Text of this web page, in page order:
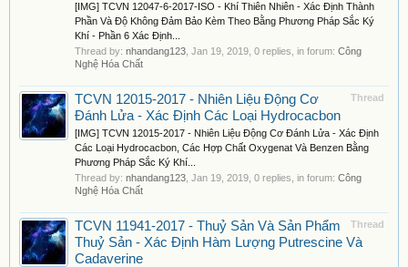
[IMG] TCVN 12047-6-2017-ISO - Khí Thiên Nhiên - Xác Định Thành
Phần Và Độ Không Đảm Bảo Kèm Theo Bằng Phương Pháp Sắc Ký
Khí - Phần 6 Xác Định...
Thread by: nhandang123 Jan 19, 2019 , 0 replies, in forum: Công
Nghệ Hóa Chất
Thread
TCVN 12015-2017 - Nhiên Liệu Động Cơ
Đánh Lửa - Xác Định Các Loại Hydrocacbon
[IMG] TCVN 12015-2017 - Nhiên Liệu Động Cơ Đánh Lửa - Xác Định
Các Loại Hydrocacbon, Các Hợp Chất Oxygenat Và Benzen Bằng
Phương Pháp Sắc Ký Khí...
Thread by: nhandang123 Jan 19, 2019 , 0 replies, in forum: Công
Nghệ Hóa Chất
Thread
TCVN 11941-2017 - Thuỷ Sản Và Sản Phẩm
Thuỷ Sản - Xác Định Hàm Lượng Putrescine Và
Cadaverine